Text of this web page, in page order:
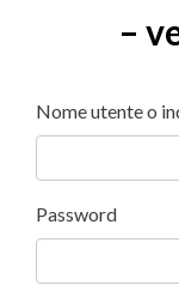
–
Nome utente o
Password